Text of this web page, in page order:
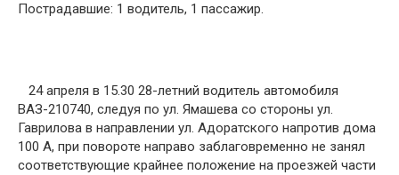
Пострадавшие: 1 водитель, 1 пассажир.
24 апреля в 15.30 28-летний водитель автомобиля
ВАЗ-210740, следуя по ул. Ямашева со стороны ул.
Гаврилова в направлении ул. Адоратского напротив дома
100 А, при повороте направо заблаговременно не занял
соответствующие крайнее положение на проезжей части